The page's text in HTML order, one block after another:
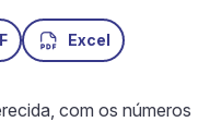
Excel
com os números